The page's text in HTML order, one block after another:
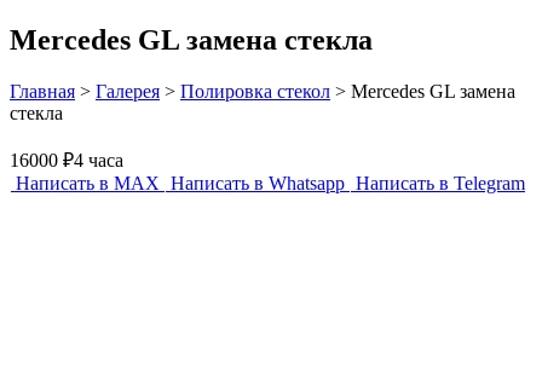
Mercedes GL замена стекла
Главная > Галерея > Полировка стекол > Mercedes GL замена
стекла
16000 ₽4 часа
Написать в MAX Написать в Whatsapp Написать в Telegram